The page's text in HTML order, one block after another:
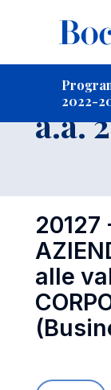
2022-
a.a.
20127
alle